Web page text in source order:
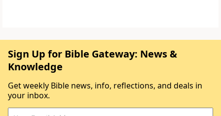
Sign Up for Bible Gateway: News &
Knowledge
Get weekly Bible news, info, reflections, and deals in
your inbox.